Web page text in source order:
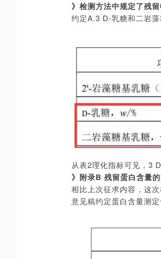
》检测方法中规定了残留
约定A.3 D-乳糖和二岩藻
从表2理化指标可见，3
》附录B 残留蛋白含量的
相比上次征求内容，这
意见稿约定蛋白含量测定